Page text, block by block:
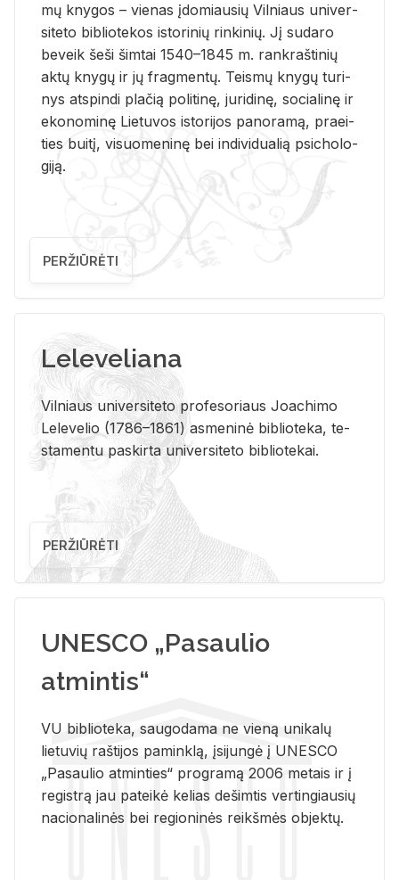
mų kny­gos – vie­nas įdo­miau­sių Vil­niaus uni­ver­
si­te­to bi­b­lio­te­kos is­to­ri­nių rin­ki­nių. Jį su­da­ro
be­veik šeši šim­tai 1540–1845 m. rank­raš­ti­nių
aktų kny­gų ir jų frag­men­tų. Teis­mų kny­gų tu­ri­
nys at­spin­di pla­čią po­li­ti­nę, ju­ri­di­nę, so­cia­li­nę ir
eko­no­mi­nę Lie­tu­vos is­to­ri­jos pa­no­ra­mą, pra­ei­
ties bui­tį, vi­suo­me­ni­nę bei in­di­vi­dua­lią psi­cho­lo­
gi­ją.
PERŽIŪRĖTI
Leleveliana
Vil­niaus uni­ver­si­te­to pro­fe­so­riaus Jo­a­chi­mo
Le­le­ve­lio (1786–1861) as­me­ni­nė bi­b­lio­te­ka, te­
sta­men­tu pa­skir­ta uni­ver­si­te­to bi­b­lio­te­kai.
PERŽIŪRĖTI
UNESCO „Pasaulio
atmintis“
VU biblioteka, saugodama ne vieną unikalų
lietuvių raštijos paminklą, įsijungė į UNESCO
„Pasaulio atminties“ programą 2006 metais ir į
registrą jau pateikė kelias dešimtis vertingiausių
nacionalinės bei regioninės reikšmės objektų.